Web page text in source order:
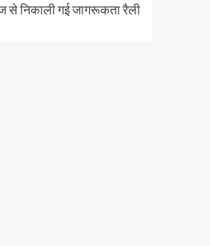
से निकाली गई जागरूकता रैली